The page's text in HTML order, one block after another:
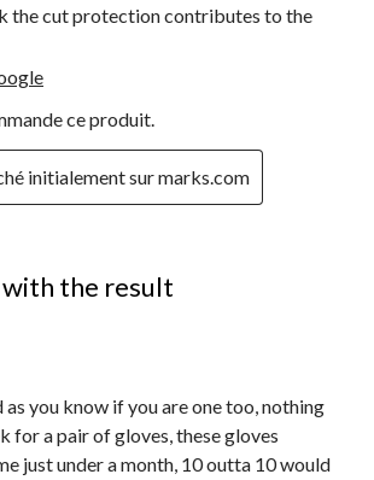
the cut protection contributes to the
ce produit.
initialement sur marks.com
the result
as you know if you are one too, nothing
for a pair of gloves, these gloves
just under a month, 10 outta 10 would